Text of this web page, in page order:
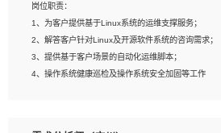
4、在剪辑上会思考，有一定编导思维；
5、踏实， 勤奋，愿意在工作中不断学习，提高自我；
6、能与同事友好相处。
岗位职责：
1、为客户提供基于Linux系统的运维支撑服务；
2、解答客户针对Linux及开源软件系统的咨询需求；
3、提供基于客户场景的自动化运维脚本；
4、操作系统健康巡检及操作系统安全加固等工作